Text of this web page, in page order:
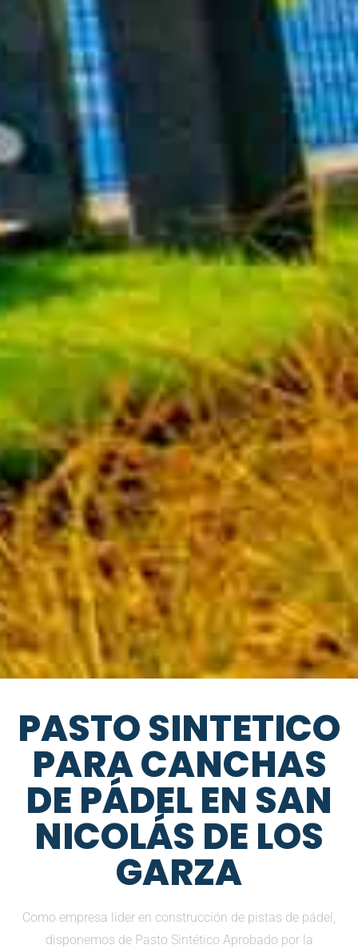
PASTO SINTETICO
PARA CANCHAS
DE PÁDEL EN SAN
NICOLÁS DE LOS
GARZA
Como empresa lider en construcción de pistas de pádel,
disponemos de Pasto Sintético Aprobado por la